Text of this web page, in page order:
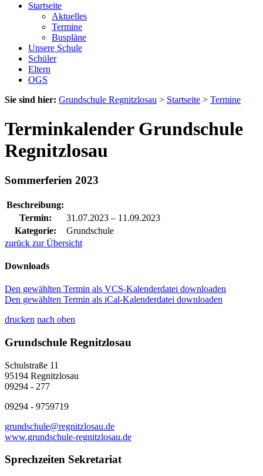
Startseite
Aktuelles
Termine
Buspläne
Unsere Schule
Schüler
Eltern
OGS
Sie sind hier: Grundschule Regnitzlosau > Startseite > Termine
Terminkalender Grundschule
Regnitzlosau
Sommerferien 2023
Beschreibung:
Termin:
31.07.2023 – 11.09.2023
Kategorie:
Grundschule
zurück zur Übersicht
Downloads
Den gewählten Termin als VCS-Kalenderdatei downloaden
Den gewählten Termin als iCal-Kalenderdatei downloaden
drucken nach oben
Grundschule Regnitzlosau
Schulstraße 11
95194 Regnitzlosau
09294 - 277
09294 - 9759719
grundschule@regnitzlosau.de
www.grundschule-regnitzlosau.de
Sprechzeiten Sekretariat